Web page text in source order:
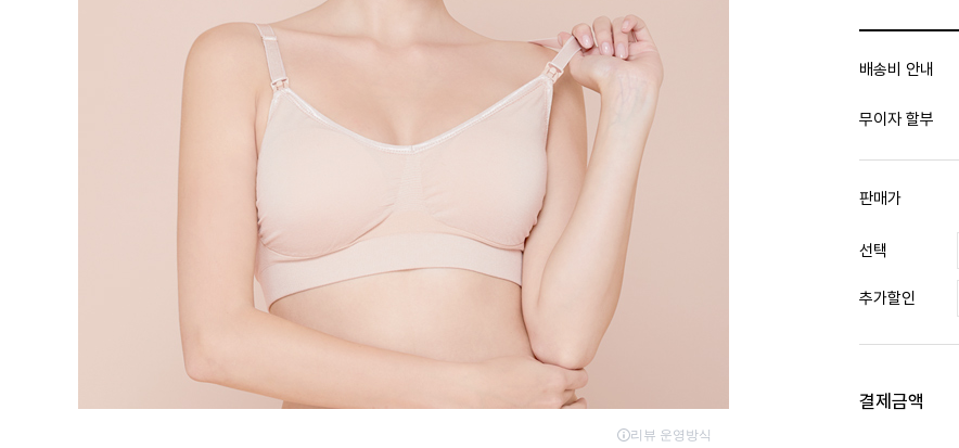
배송비 안내
무이자 할부
판매가
선택
추가할인
결제금액